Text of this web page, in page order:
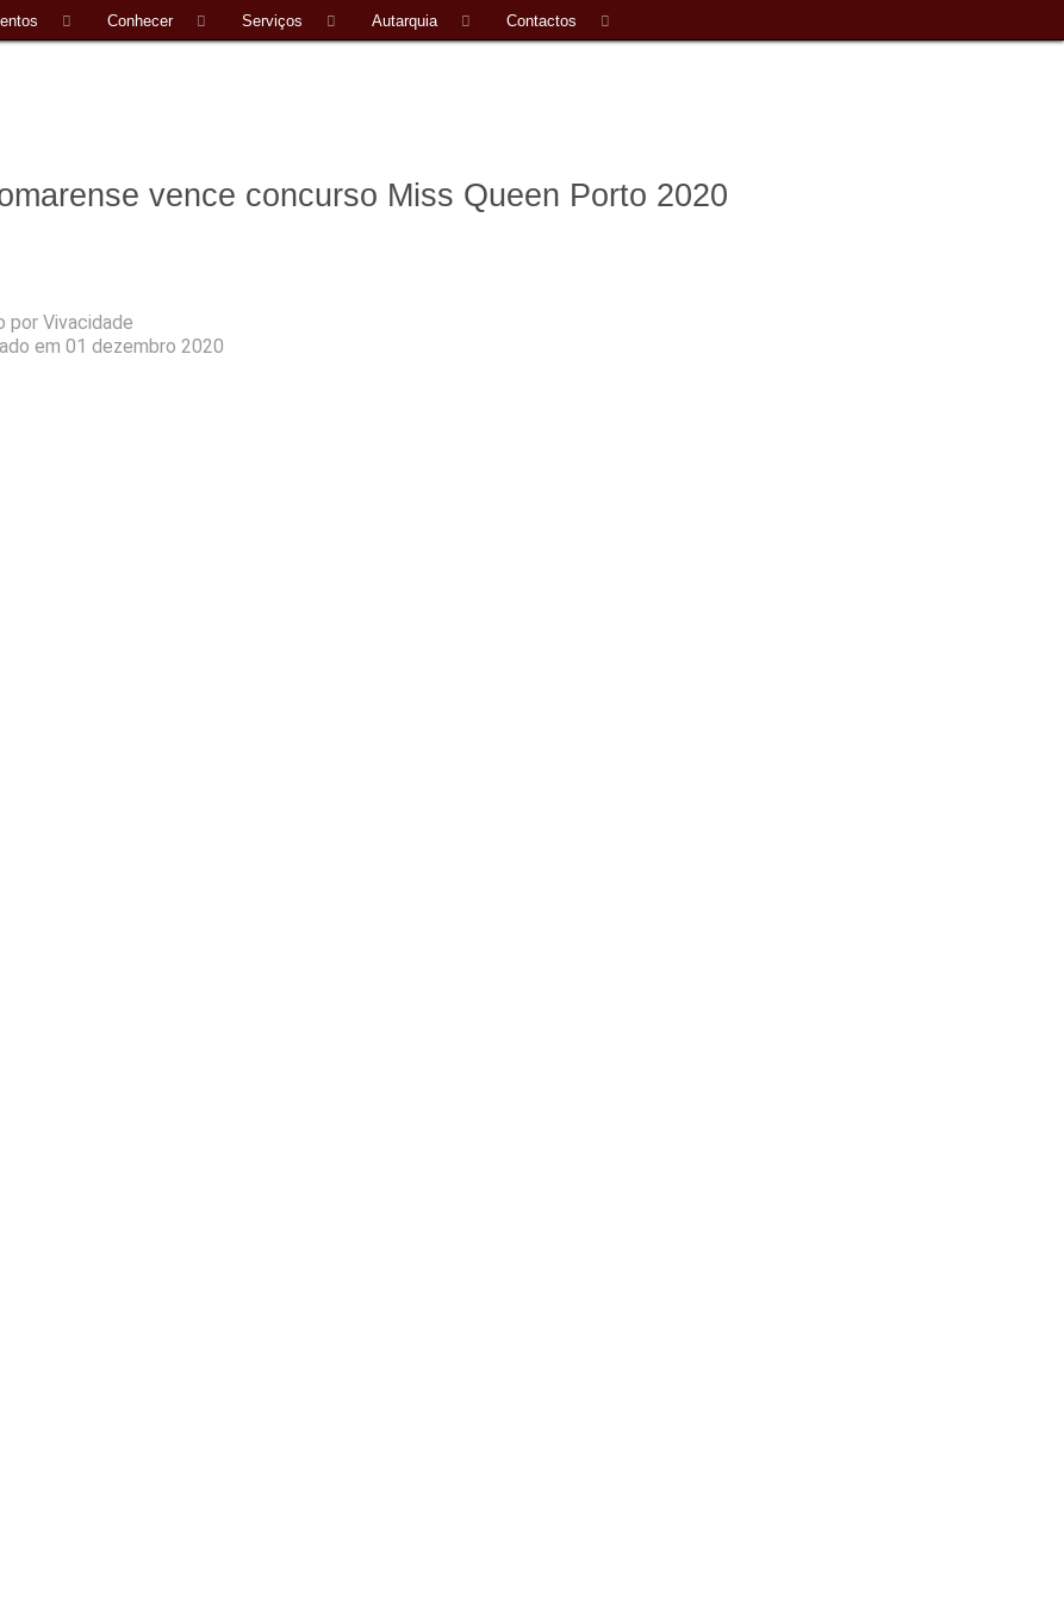
Conhecer Serviços Autarquia Contactos
vence concurso Miss Queen Porto 2020
por Vivacidade
em 01 dezembro 2020